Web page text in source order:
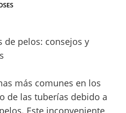
de pelos: consejos y
más comunes en los
de las tuberías debido a
Este inconveniente